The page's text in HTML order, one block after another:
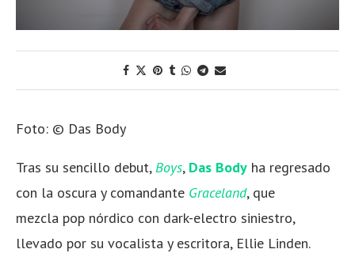
Foto: © Das Body
Tras su sencillo debut,Boys, Das Body ha regresado
con la oscura y comandante Graceland, que
mezcla pop nórdico con dark-electro siniestro,
llevado por su vocalista y escritora, Ellie Linden.